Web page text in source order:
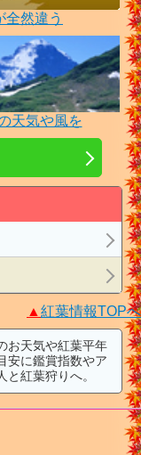
全然違う
天気や風を
▲紅葉情報TOPへ
お天気や紅葉平年
安に鑑賞指数やア
と紅葉狩りへ。